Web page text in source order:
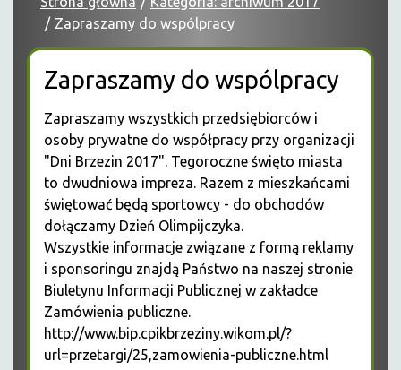
Zapraszamy do wspólpracy
Zapraszamy do wspólpracy
Zapraszamy wszystkich przedsiębiorców i
osoby prywatne do współpracy przy organizacji
"Dni Brzezin 2017". Tegoroczne święto miasta
to dwudniowa impreza. Razem z mieszkańcami
świętować będą sportowcy - do obchodów
dołączamy Dzień Olimpijczyka.
Wszystkie informacje związane z formą reklamy
i sponsoringu znajdą Państwo na naszej stronie
Biuletynu Informacji Publicznej w zakładce
Zamówienia publiczne.
http://www.bip.cpikbrzeziny.wikom.pl/?
url=przetargi/25,zamowienia-publiczne.html